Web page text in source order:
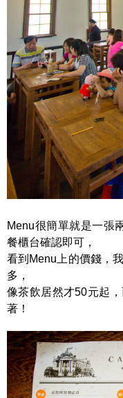
Menu很簡單就是一張
餐櫃台確認即可，
看到Menu上的價錢，
多，
像茶飲居然才50元起
著！